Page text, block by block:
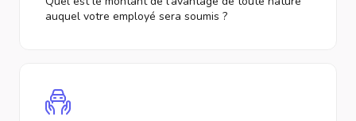
auquel votre employé sera soumis ?